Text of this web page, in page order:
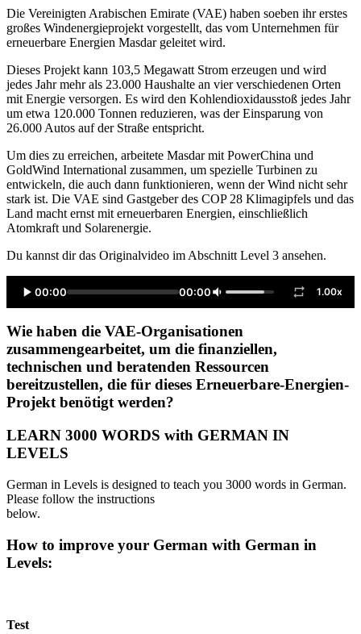
Die Vereinigten Arabischen Emirate (VAE) haben soeben ihr erstes
großes Windenergieprojekt vorgestellt, das vom Unternehmen für
erneuerbare Energien Masdar geleitet wird.
Dieses Projekt kann 103,5 Megawatt Strom erzeugen und wird
jedes Jahr mehr als 23.000 Haushalte an vier verschiedenen Orten
mit Energie versorgen. Es wird den Kohlendioxidausstoß jedes Jahr
um etwa 120.000 Tonnen reduzieren, was der Einsparung von
26.000 Autos auf der Straße entspricht.
Um dies zu erreichen, arbeitete Masdar mit PowerChina und
GoldWind International zusammen, um spezielle Turbinen zu
entwickeln, die auch dann funktionieren, wenn der Wind nicht sehr
stark ist. Die VAE sind Gastgeber des COP 28 Klimagipfels und das
Land macht ernst mit erneuerbaren Energien, einschließlich
Atomkraft und Solarenergie.
Du kannst dir das Originalvideo im Abschnitt Level 3 ansehen.
00:00 00:00 1.00x
Wie haben die VAE-Organisationen
zusammengearbeitet, um die finanziellen,
technischen und beratenden Ressourcen
bereitzustellen, die für dieses Erneuerbare-Energien-
Projekt benötigt werden?
LEARN 3000 WORDS with GERMAN IN
LEVELS
German in Levels is designed to teach you 3000 words in German.
Please follow the instructions
below.
How to improve your German with German in
Levels:
Test